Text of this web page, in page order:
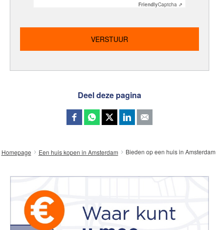
FriendlyCaptcha ⇗
Deel deze pagina
Homepage Een huis kopen in Amsterdam Bieden op een huis in Amsterdam